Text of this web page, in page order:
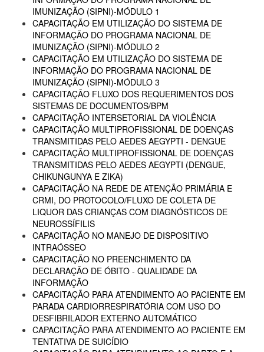
IMUNIZAÇÃO (SIPNI)-MÓDULO 1
CAPACITAÇÃO EM UTILIZAÇÃO DO SISTEMA DE
INFORMAÇÃO DO PROGRAMA NACIONAL DE
IMUNIZAÇÃO (SIPNI)-MÓDULO 2
CAPACITAÇÃO EM UTILIZAÇÃO DO SISTEMA DE
INFORMAÇÃO DO PROGRAMA NACIONAL DE
IMUNIZAÇÃO (SIPNI)-MÓDULO 3
CAPACITAÇÃO FLUXO DOS REQUERIMENTOS DOS
SISTEMAS DE DOCUMENTOS/BPM
CAPACITAÇÃO INTERSETORIAL DA VIOLÊNCIA
CAPACITAÇÃO MULTIPROFISSIONAL DE DOENÇAS
TRANSMITIDAS PELO AEDES AEGYPTI - DENGUE
CAPACITAÇÃO MULTIPROFISSIONAL DE DOENÇAS
TRANSMITIDAS PELO AEDES AEGYPTI (DENGUE,
CHIKUNGUNYA E ZIKA)
CAPACITAÇÃO NA REDE DE ATENÇÃO PRIMÁRIA E
CRMI, DO PROTOCOLO/FLUXO DE COLETA DE
LIQUOR DAS CRIANÇAS COM DIAGNÓSTICOS DE
NEUROSSÍFILIS
CAPACITAÇÃO NO MANEJO DE DISPOSITIVO
INTRAÓSSEO
CAPACITAÇÃO NO PREENCHIMENTO DA
DECLARAÇÃO DE ÓBITO - QUALIDADE DA
INFORMAÇÃO
CAPACITAÇÃO PARA ATENDIMENTO AO PACIENTE EM
PARADA CARDIORRESPIRATÓRIA COM USO DO
DESFIBRILADOR EXTERNO AUTOMÁTICO
CAPACITAÇÃO PARA ATENDIMENTO AO PACIENTE EM
TENTATIVA DE SUICÍDIO